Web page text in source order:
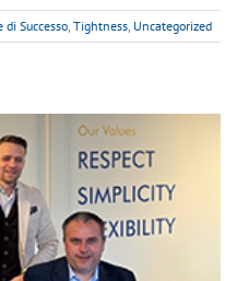
di Successo, Tightness, Uncategorized